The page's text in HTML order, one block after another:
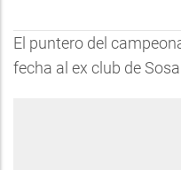
El puntero del
fecha al ex club de